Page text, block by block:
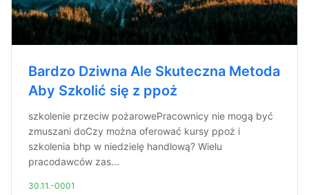
Bardzo Dziwna Ale Skuteczna Metoda
Aby Szkolić się z ppoż
szkolenie przeciw pożarowePracownicy nie mogą być
zmuszani doCzy można oferować kursy ppoż i
szkolenia bhp w niedzielę handlową? Wielu
pracodawców zas...
30.11.-0001